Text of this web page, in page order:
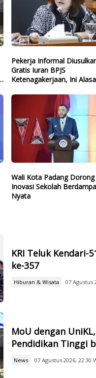
Pekerja Informal
Gratis Iuran BPJS
Ketenagakerjaan, Ini
Wali Kota Padang Dorong
Inovasi Sekolah
Nyata
KRI Teluk Kendari-
ke-357
Hiburan & Wisata 07 Agustus
MoU dengan
Pendidikan Tinggi
News 07 Agustus 2026, 22:30